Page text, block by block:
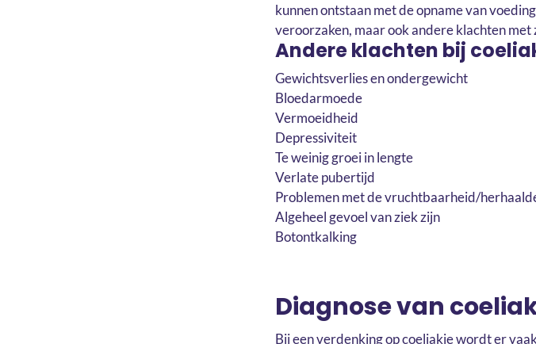
kunnen ontstaan met de opname van
veroorzaken, maar ook andere klachten met
Andere klachten bij
Gewichtsverlies en ondergewicht
Bloedarmoede
Vermoeidheid
Depressiviteit
Te weinig groei in lengte
Verlate pubertijd
Problemen met de vruchtbaarheid/
Algeheel gevoel van ziek zijn
Botontkalking
Diagnose van
Bij een verdenking op coeliakie wordt er